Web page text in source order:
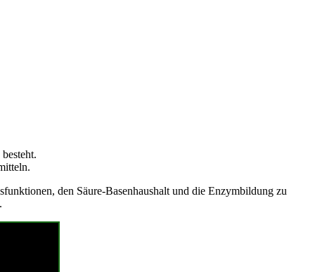
den Säure-Basenhaushalt und die Enzymbildung zu